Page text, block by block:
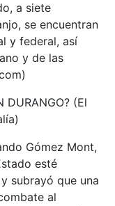
a siete
se encuentran
y federal, así
y de las
DURANGO? (El
Gómez Mont,
esté
subrayó que una
al